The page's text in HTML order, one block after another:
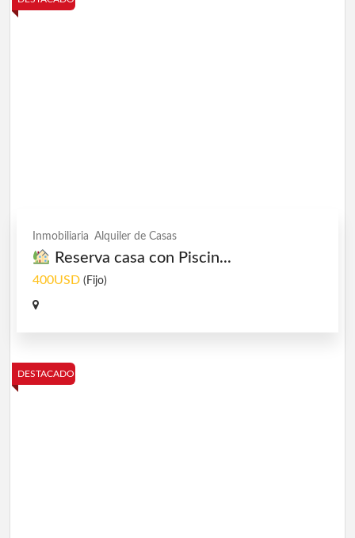
Inmobiliaria Alquiler de Casas
Reserva casa con Piscin...
400USD (Fijo)
DESTACADO